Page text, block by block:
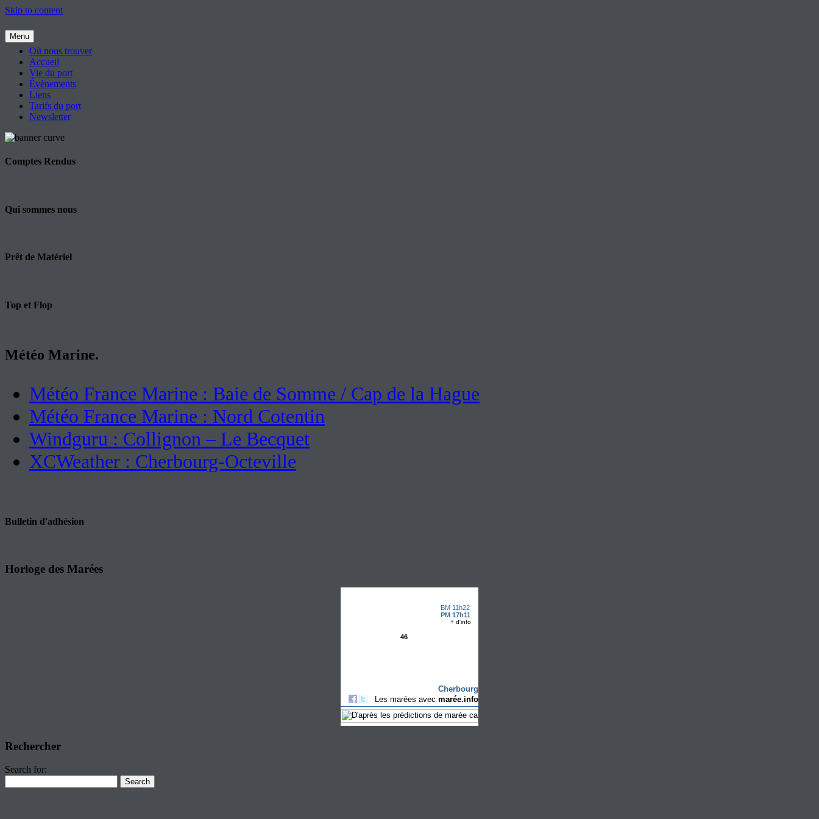
Skip to content
Menu
Où nous trouver
Accueil
Vie du port
Évènements
Liens
Tarifs du port
Newsletter
Comptes Rendus
Qui sommes nous
Prêt de Matériel
Top et Flop
Météo Marine.
Météo France Marine : Baie de Somme / Cap de la Hague
Météo France Marine : Nord Cotentin
Windguru : Collignon – Le Becquet
XCWeather : Cherbourg-Octeville
Bulletin d'adhésion
Horloge des Marées
Rechercher
Search for: